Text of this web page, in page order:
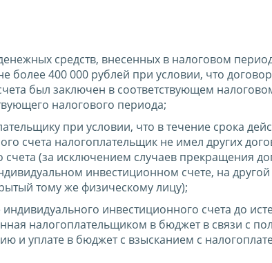
средств, внесенных в налоговом
более 400 000 рублей при условии, что
был заключен в соответствующем
налогового периода;
при условии, что в течение срока
счета налогоплательщик не имел других
(за исключением случаев прекращения
инвестиционном счете, на другой
тому же физическому лицу);
инвестиционного счета до
налогоплательщиком в бюджет в связи с
и уплате в бюджет с взысканием с